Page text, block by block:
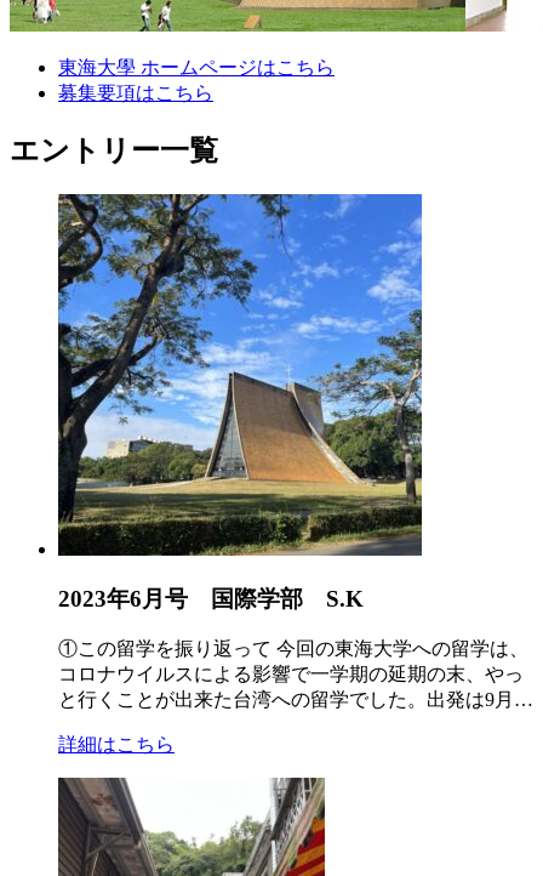
東海大學 ホームページはこちら
募集要項はこちら
エントリー一覧
2023年6月号 国際学部 S.K
①この留学を振り返って 今回の東海大学への留学は、
コロナウイルスによる影響で一学期の延期の末、やっ
と行くことが出来た台湾への留学でした。出発は9月…
詳細はこちら